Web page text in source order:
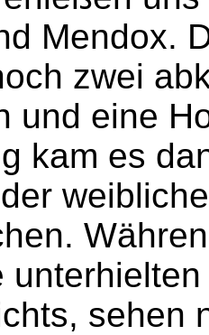
Mendox.
zwei
und eine
kam es
sehen